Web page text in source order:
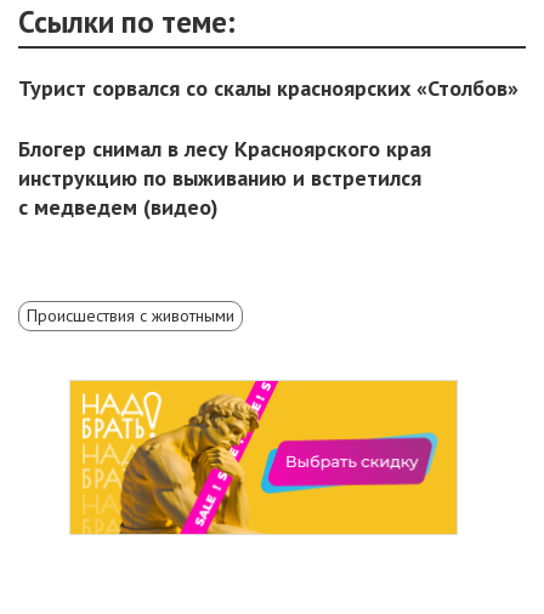
Ссылки по теме:
Турист сорвался со скалы красноярских «Столбов»
Блогер снимал в лесу Красноярского края
инструкцию по выживанию и встретился
с медведем (видео)
Происшествия с животными